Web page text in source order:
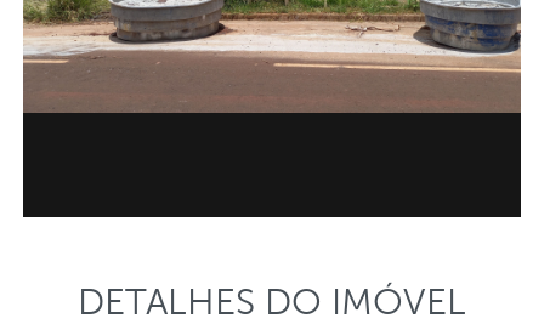
DETALHES DO IMÓVEL